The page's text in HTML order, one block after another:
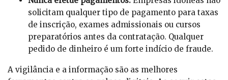
solicitam qualquer tipo de pagamento para taxas
de inscrição, exames admissionais ou cursos
preparatórios antes da contratação. Qualquer
pedido de dinheiro é um forte indício de fraude.
A vigilância e a informação são as melhores